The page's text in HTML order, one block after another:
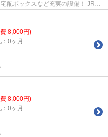
配ボックスなど充実の設備！ JR塚
8,000円)
0ヶ月
8,000円)
0ヶ月